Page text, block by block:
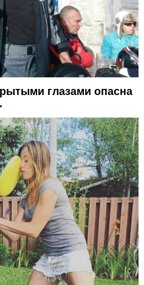
глазами опасна